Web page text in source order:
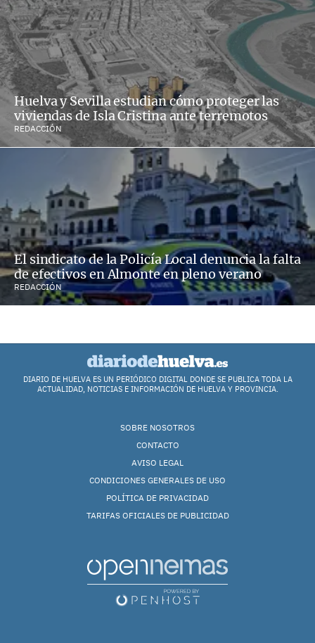
Huelva y Sevilla estudian cómo proteger las
viviendas de Isla Cristina ante terremotos
REDACCIÓN
El sindicato de la Policía Local denuncia la falta
de efectivos en Almonte en pleno verano
REDACCIÓN
DIARIO DE HUELVA ES UN PERIÓDICO DIGITAL DONDE SE PUBLICA TODA LA
ACTUALIDAD, NOTICIAS E INFORMACIÓN DE HUELVA Y PROVINCIA.
SOBRE NOSOTROS
CONTACTO
AVISO LEGAL
CONDICIONES GENERALES DE USO
POLÍTICA DE PRIVACIDAD
TARIFAS OFICIALES DE PUBLICIDAD